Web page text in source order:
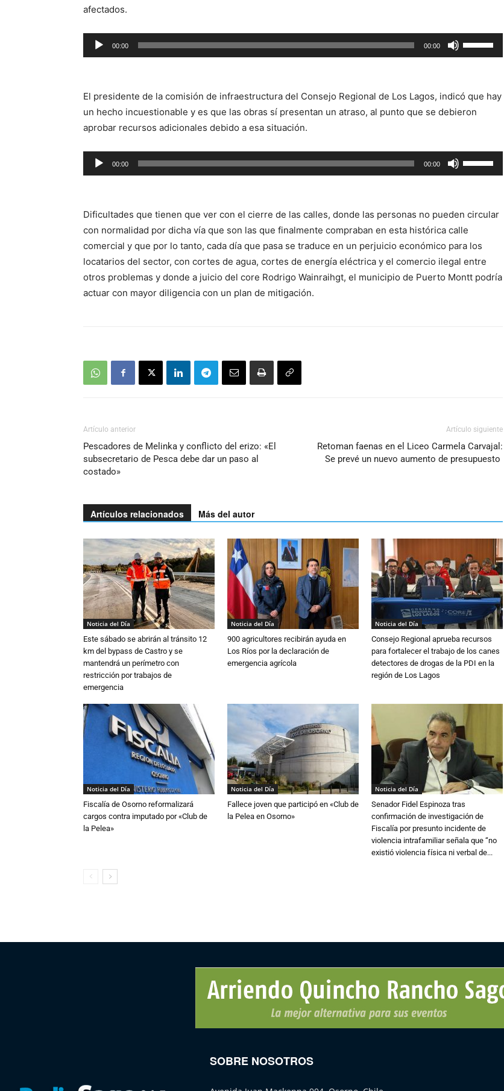
afectados.
Reproductor
de
00:00 00:00
las
flecha
arriba/abajo
aumentar
o
volumen.
El presidente de la comisión de infraestructura del Consejo Regional de Los Lagos, indicó que hay
un hecho incuestionable y es que las obras sí presentan un atraso, al punto que se debieron
aprobar recursos adicionales debido a esa situación.
Reproductor
de
00:00 00:00
las
flecha
arriba/abajo
para
aumentar
o
Dificultades que tienen que ver con el cierre de las calles, donde las personas no pueden circular
con normalidad por dicha vía que son las que finalmente compraban en esta histórica calle
comercial y que por lo tanto, cada día que pasa se traduce en un perjuicio económico para los
locatarios del sector, con cortes de agua, cortes de energía eléctrica y el comercio ilegal entre
otros problemas y donde a juicio del core Rodrigo Wainraihgt, el municipio de Puerto Montt podría
actuar con mayor diligencia con un plan de mitigación.
Artículo anterior
Pescadores de Melinka y conflicto del erizo: «El
subsecretario de Pesca debe dar un paso al
costado»
Artículo siguiente
Retoman faenas en el Liceo Carmela Carvajal:
Se prevé un nuevo aumento de presupuesto
Artículos relacionados Más del autor
Noticia del Día
Este sábado se abrirán al tránsito 12
km del bypass de Castro y se
mantendrá un perímetro con
restricción por trabajos de
emergencia
Noticia del Día
900 agricultores recibirán ayuda en
Los Ríos por la declaración de
emergencia agrícola
Noticia del Día
Consejo Regional aprueba recursos
para fortalecer el trabajo de los canes
detectores de drogas de la PDI en la
región de Los Lagos
Noticia del Día
Fiscalía de Osorno reformalizará
cargos contra imputado por «Club de
la Pelea»
Noticia del Día
Fallece joven que participó en «Club de
la Pelea en Osorno»
Noticia del Día
Senador Fidel Espinoza tras
confirmación de investigación de
Fiscalía por presunto incidente de
violencia intrafamiliar señala que “no
existió violencia física ni verbal de...
SOBRE NOSOTROS